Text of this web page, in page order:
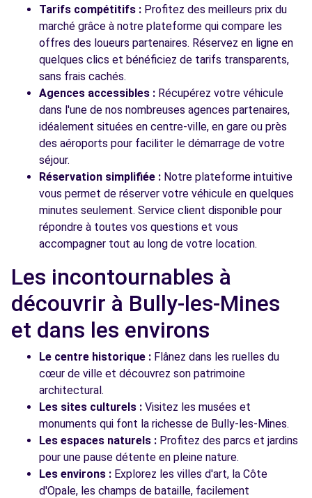
Tarifs compétitifs : Profitez des meilleurs prix du
marché grâce à notre plateforme qui compare les
offres des loueurs partenaires. Réservez en ligne en
quelques clics et bénéficiez de tarifs transparents,
sans frais cachés.
Agences accessibles : Récupérez votre véhicule
dans l'une de nos nombreuses agences partenaires,
idéalement situées en centre-ville, en gare ou près
des aéroports pour faciliter le démarrage de votre
séjour.
Réservation simplifiée : Notre plateforme intuitive
vous permet de réserver votre véhicule en quelques
minutes seulement. Service client disponible pour
répondre à toutes vos questions et vous
accompagner tout au long de votre location.
Les incontournables à
découvrir à Bully-les-Mines
et dans les environs
Le centre historique : Flânez dans les ruelles du
cœur de ville et découvrez son patrimoine
architectural.
Les sites culturels : Visitez les musées et
monuments qui font la richesse de Bully-les-Mines.
Les espaces naturels : Profitez des parcs et jardins
pour une pause détente en pleine nature.
Les environs : Explorez les villes d'art, la Côte
d'Opale, les champs de bataille, facilement